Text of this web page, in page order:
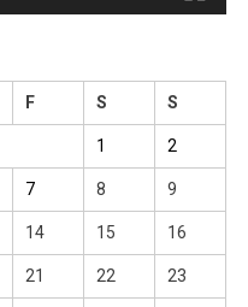
F S S
1 2
7 8 9
14 15 16
21 22 23